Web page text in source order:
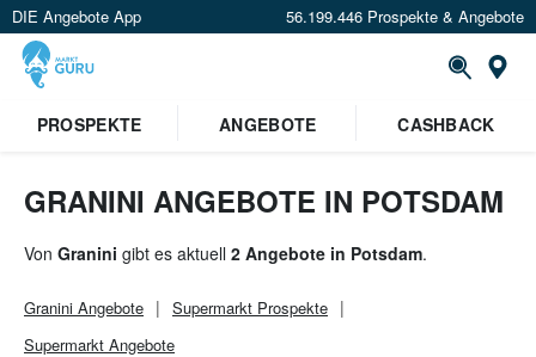
DIE Angebote App 56.199.446 Prospekte & Angebote
PROSPEKTE ANGEBOTE CASHBACK
GRANINI ANGEBOTE IN POTSDAM
Von Granini gibt es aktuell 2 Angebote in Potsdam.
Granini Angebote Supermarkt Prospekte
Supermarkt Angebote